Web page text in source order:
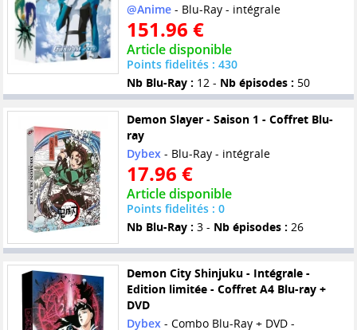
@Anime- Blu-Ray - intégrale
151.96 €
Article disponible
Points fidelités : 430
Nb Blu-Ray : 12 - Nb épisodes : 50
Demon Slayer - Saison 1 - Coffret Blu-
ray
Dybex- Blu-Ray - intégrale
17.96 €
Article disponible
Points fidelités : 0
Nb Blu-Ray : 3 - Nb épisodes : 26
Demon City Shinjuku - Intégrale -
Edition limitée - Coffret A4 Blu-ray +
DVD
Dybex- Combo Blu-Ray + DVD -